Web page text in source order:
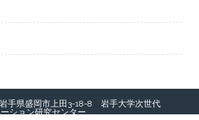
手県盛岡市上田3-18-8 岩手大学次世代
ション研究センター